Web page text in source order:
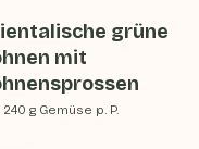
grüne
mit
240 g Gemüse p. P.